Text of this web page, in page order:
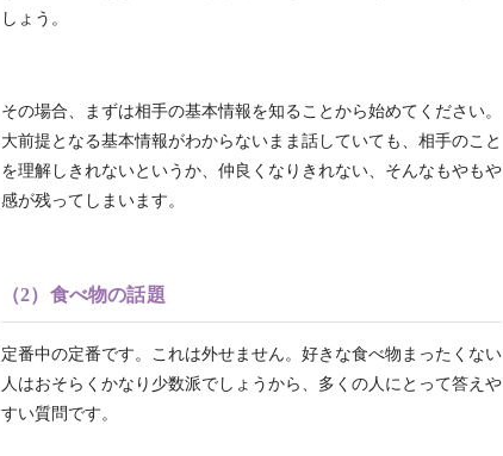
しょう。
その場合、まずは相手の基本情報を知ることから始めてください。
大前提となる基本情報がわからないまま話していても、相手のこと
を理解しきれないというか、仲良くなりきれない、そんなもやもや
感が残ってしまいます。
（2）食べ物の話題
定番中の定番です。これは外せません。好きな食べ物まったくない
人はおそらくかなり少数派でしょうから、多くの人にとって答えや
すい質問です。